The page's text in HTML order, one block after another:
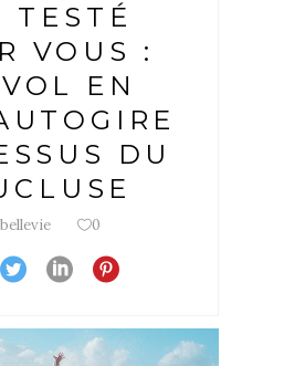
TESTÉ
VOUS :
EN
DU
0